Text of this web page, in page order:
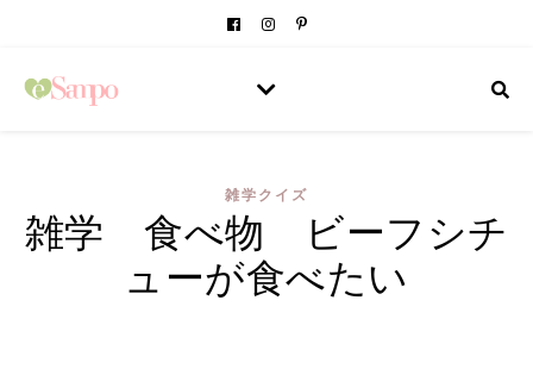
雑学クイズ
雑学 食べ物 ビーフシチ
ューが食べたい